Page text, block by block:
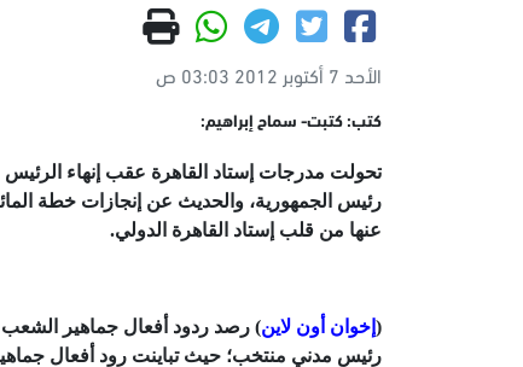
الأحد 7 أكتوبر 2012 03:03 ص
كتب: كتبت- سماح إبراهيم:
تحولت مدرجات إستاد القاهرة عقب إنهاء
رئيس الجمهورية، والحديث عن إنجازات خطة
عنها من قلب إستاد القاهرة الدولي.
( إخوان أون لاين) رصد ردود أفعال جماهير
رئيس مدني منتخب؛ حيث تباينت رود أفعال